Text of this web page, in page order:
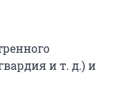
и т. д.) и